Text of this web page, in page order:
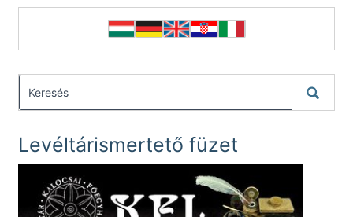
Levéltárismertető füzet